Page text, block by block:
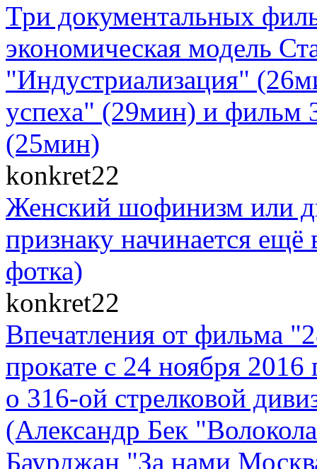
Три документальных
экономическая модель
"Индустриализация"
успеха" (29мин) и фильм
(25мин)
konkret22
Женский шофинизм или
признаку начинается ещё
фотка)
konkret22
Впечатления от фильма
прокате с 24 ноября
о 316-ой стрелковой
(Александр Бек
Баурджан "За нами